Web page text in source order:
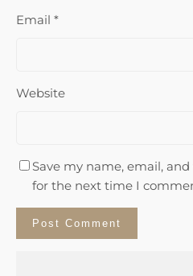
Email *
Website
Save my name, email,
for the next time I